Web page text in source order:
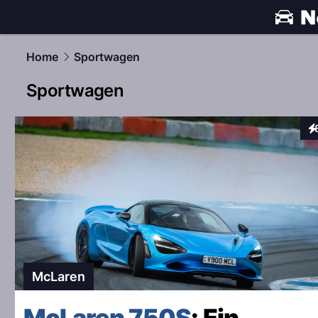
Home
Sportwagen
Sportwagen
McLaren